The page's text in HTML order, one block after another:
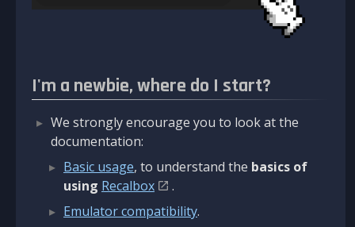
I'm a newbie, where do I start?
We strongly encourage you to look at the
documentation:
Basic usage, to understand the basics of
using Recalbox
.
Emulator compatibility.